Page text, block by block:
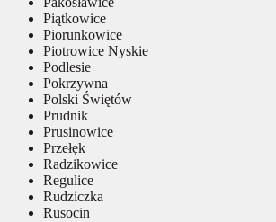
Piątkowice
Piorunkowice
Piotrowice Nyskie
Podlesie
Pokrzywna
Polski Świętów
Prudnik
Prusinowice
Przełęk
Radzikowice
Regulice
Rudziczka
Rusocin